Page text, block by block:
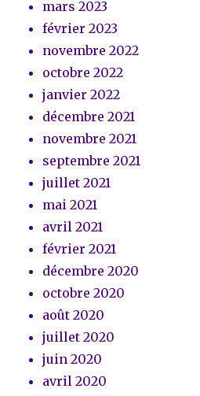
mars 2023
février 2023
novembre 2022
octobre 2022
janvier 2022
décembre 2021
novembre 2021
septembre 2021
juillet 2021
mai 2021
avril 2021
février 2021
décembre 2020
octobre 2020
août 2020
juillet 2020
juin 2020
avril 2020